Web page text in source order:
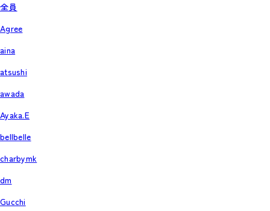
全員
Agree
aina
atsushi
awada
Ayaka.E
bellbelle
charbymk
dm
Gucchi